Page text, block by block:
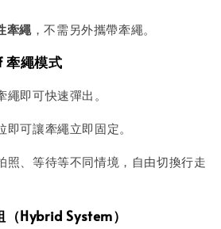
牽繩，不需另外攜帶牽繩。
繩模式
即可快速彈出。
可讓牽繩立即固定。
照、等待等不同情境，自由切換行走
Hybrid System）